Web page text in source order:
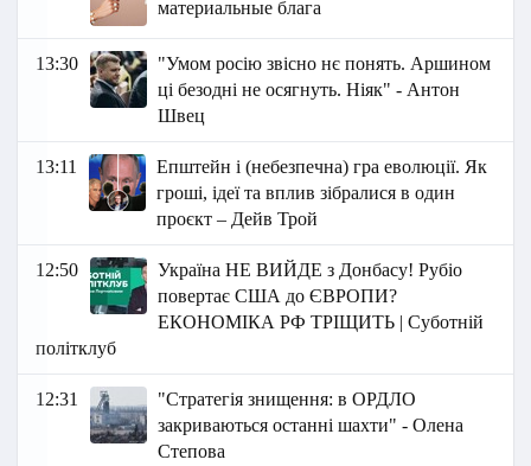
материальные блага
13:30
"Умом росію звісно нє понять. Аршином
ці безодні не осягнуть. Ніяк" - Антон
Швец
13:11
Епштейн і (небезпечна) гра еволюції. Як
гроші, ідеї та вплив зібралися в один
проєкт – Дейв Трой
12:50
Україна НЕ ВИЙДЕ з Донбасу! Рубіо
повертає США до ЄВРОПИ?
ЕКОНОМІКА РФ ТРІЩИТЬ | Суботній
політклуб
12:31
"Стратегія знищення: в ОРДЛО
закриваються останні шахти" - Олена
Степова